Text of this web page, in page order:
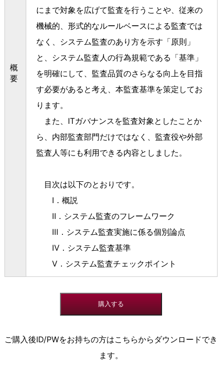
概
要
にまで対象を広げて監査を行うことや、従来の
機械的、形式的なルールベースによる監査では
なく、システム監査のあり方を示す「原則」
と、システム監査人の行為規範である「基準」
を明確にして、監査品質のさらなる向上を目指
す必要があると考え、本監査基準を策定してお
ります。
また、 ITガバナンスを監査対象としたことか
ら、内部監査部門だけではなく、監査役や外部
監査人等にも利用できる内容としました。
目次は以下のとおりです。
Ⅰ．概説
Ⅱ．システム監査のフレームワーク
Ⅲ．システム監査実施に係る個別論点
Ⅳ．システム監査基準
Ⅴ．システム監査チェックポイント
ご購入後ID/PWをお持ちの方はこちらからダウンロードでき
ます。